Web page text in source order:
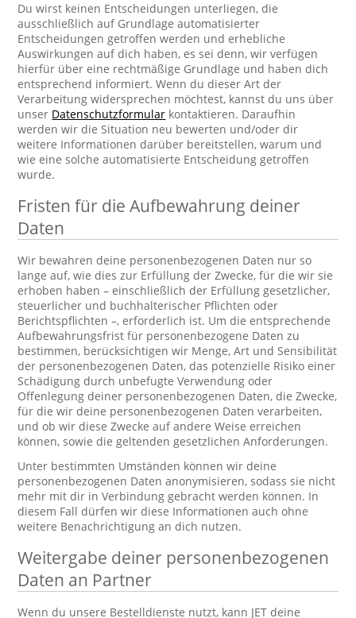
Du wirst keinen Entscheidungen unterliegen, die
ausschließlich auf Grundlage automatisierter
Entscheidungen getroffen werden und erhebliche
Auswirkungen auf dich haben, es sei denn, wir verfügen
hierfür über eine rechtmäßige Grundlage und haben dich
entsprechend informiert. Wenn du dieser Art der
Verarbeitung widersprechen möchtest, kannst du uns über
unser Datenschutzformular kontaktieren. Daraufhin
werden wir die Situation neu bewerten und/oder dir
weitere Informationen darüber bereitstellen, warum und
wie eine solche automatisierte Entscheidung getroffen
wurde.
Fristen für die Aufbewahrung deiner
Daten
Wir bewahren deine personenbezogenen Daten nur so
lange auf, wie dies zur Erfüllung der Zwecke, für die wir sie
erhoben haben – einschließlich der Erfüllung gesetzlicher,
steuerlicher und buchhalterischer Pflichten oder
Berichtspflichten –, erforderlich ist. Um die entsprechende
Aufbewahrungsfrist für personenbezogene Daten zu
bestimmen, berücksichtigen wir Menge, Art und Sensibilität
der personenbezogenen Daten, das potenzielle Risiko einer
Schädigung durch unbefugte Verwendung oder
Offenlegung deiner personenbezogenen Daten, die Zwecke,
für die wir deine personenbezogenen Daten verarbeiten,
und ob wir diese Zwecke auf andere Weise erreichen
können, sowie die geltenden gesetzlichen Anforderungen.
Unter bestimmten Umständen können wir deine
personenbezogenen Daten anonymisieren, sodass sie nicht
mehr mit dir in Verbindung gebracht werden können. In
diesem Fall dürfen wir diese Informationen auch ohne
weitere Benachrichtigung an dich nutzen.
Weitergabe deiner personenbezogenen
Daten an Partner
Wenn du unsere Bestelldienste nutzt, kann JET deine